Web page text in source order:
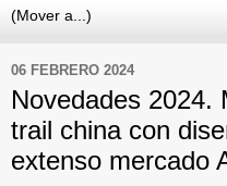
06 FEBRERO 2024
Novedades 2024.
trail china con
extenso mercado